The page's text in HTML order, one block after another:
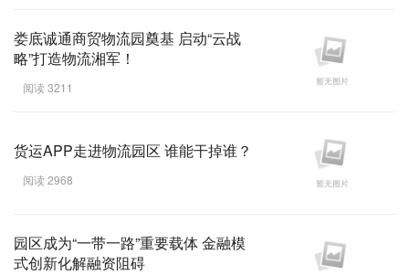
娄底诚通商贸物流园奠基 启动“云战
略”打造物流湘军！
阅读 3211
货运APP走进物流园区 谁能干掉谁？
阅读 2968
园区成为“一带一路”重要载体 金融模
式创新化解融资阻碍